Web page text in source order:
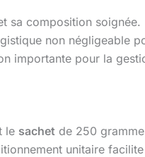
sa composition
non négligeable
importante pour la
le sachet de 250
unitaire